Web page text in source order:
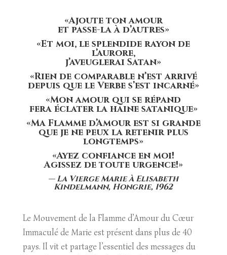
«Ajoute ton amour
et passe-la à d’autres»
«Et moi, le splendide rayon de
l’aurore,
j’aveuglerai Satan»
«Rien de comparable n’est arrivé
depuis que le Verbe s’est incarné»
«Mon amour qui se répand
fera éclater la haine satanique»
«Ma Flamme d’Amour est si grande
que je ne peux la retenir plus
longtemps»
«Ayez confiance en moi!
Agissez de toute urgence!»
— La Vierge Marie à Elisabeth
Kindelmann, Hongrie, 1962
Le Mouvement de la Flamme d’Amour du Cœur
Immaculé de Marie est présent dans plus de 40
pays. Il vit et partage l’essentiel des messages du